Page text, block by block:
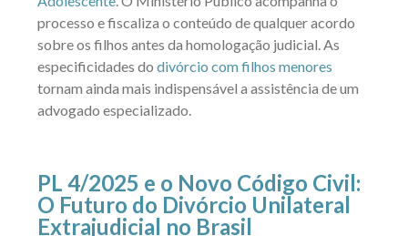
processo e fiscaliza o conteúdo de qualquer acordo
sobre os filhos antes da homologação judicial. As
especificidades do divórcio com filhos menores
tornam ainda mais indispensável a assistência de um
advogado especializado.
PL 4/2025 e o Novo Código Civil:
O Futuro do Divórcio Unilateral
Extrajudicial no Brasil